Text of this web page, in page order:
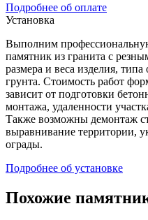
Подробнее об оплате
Установка
Выполним
памятник из гранита с
размера и веса изделия,
грунта. Стоимость работ
зависит от подготовки
монтажа, удаленности
Также возможны демонтаж
выравнивание территории,
ограды.
Подробнее об установке
Похожие